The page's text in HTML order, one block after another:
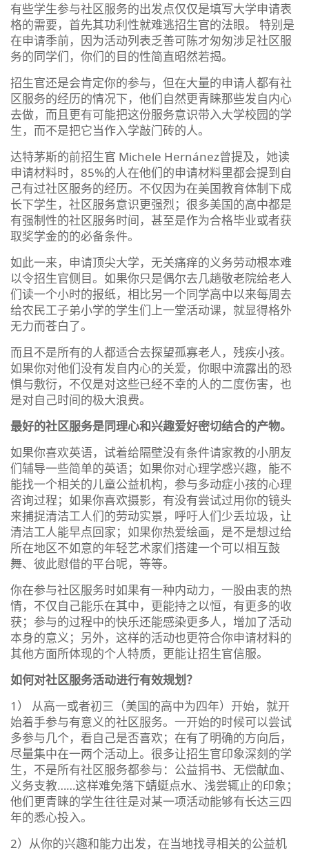
有些学生参与社区服务的出发点仅仅是填写大学申请表
格的需要，首先其功利性就难逃招生官的法眼。 特别是
在申请季前，因为活动列表乏善可陈才匆匆涉足社区服
务的同学们，你们的目的性简直昭然若揭。
招生官还是会肯定你的参与，但在大量的申请人都有社
区服务的经历的情况下，他们自然更青睐那些发自内心
去做，而且更有可能把这份服务意识带入大学校园的学
生，而不是把它当作入学敲门砖的人。
达特茅斯的前招生官 Michele Hernánez曾提及，她读
申请材料时，85%的人在他们的申请材料里都会提到自
己有过社区服务的经历。不仅因为在美国教育体制下成
长下学生，社区服务意识更强烈；很多美国的高中都是
有强制性的社区服务时间，甚至是作为合格毕业或者获
取奖学金的的必备条件。
如此一来，申请顶尖大学，无关痛痒的义务劳动根本难
以令招生官侧目。如果你只是偶尔去几趟敬老院给老人
们读一个小时的报纸，相比另一个同学高中以来每周去
给农民工子弟小学的学生们上一堂活动课，就显得格外
无力而苍白了。
而且不是所有的人都适合去探望孤寡老人，残疾小孩。
如果你对他们没有发自内心的关爱，你眼中流露出的恐
惧与敷衍，不仅是对这些已经不幸的人的二度伤害，也
是对自己时间的极大浪费。
最好的社区服务是同理心和兴趣爱好密切结合的产物。
如果你喜欢英语，试着给隔壁没有条件请家教的小朋友
们辅导一些简单的英语；如果你对心理学感兴趣，能不
能找一个相关的儿童公益机构，参与多动症小孩的心理
咨询过程；如果你喜欢摄影，有没有尝试过用你的镜头
来捕捉清洁工人们的劳动实景，呼吁人们少丢垃圾，让
清洁工人能早点回家；如果你热爱绘画，是不是想过给
所在地区不如意的年轻艺术家们搭建一个可以相互鼓
舞、彼此慰借的平台呢，等等。
你在参与社区服务时如果有一种内动力，一股由衷的热
情，不仅自己能乐在其中，更能持之以恒，有更多的收
获；参与的过程中的快乐还能感染更多人，增加了活动
本身的意义；另外，这样的活动也更符合你申请材料的
其他方面所体现的个人特质，更能让招生官信服。
如何对社区服务活动进行有效规划？
1） 从高一或者初三（美国的高中为四年）开始，就开
始着手参与有意义的社区服务。一开始的时候可以尝试
多参与几个，看自己是否喜欢；在有了明确的方向后，
尽量集中在一两个活动上。很多让招生官印象深刻的学
生，不是所有社区服务都参与：公益捐书、无偿献血、
义务支教……这样难免落下蜻蜓点水、浅尝辄止的印象；
他们更青睐的学生往往是对某一项活动能够有长达三四
年的悉心投入。
2）从你的兴趣和能力出发，在当地找寻相关的公益机